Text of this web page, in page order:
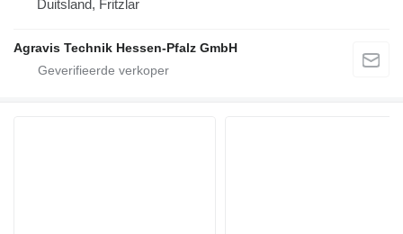
Duitsland, Fritzlar
Agravis Technik Hessen-Pfalz GmbH